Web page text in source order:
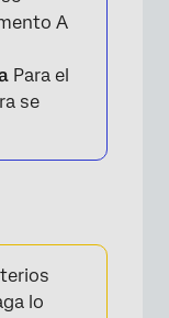
A
Para el
se
lo